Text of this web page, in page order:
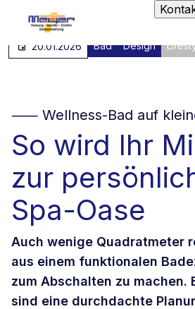
20.01.2026 Bad Design
⸺ Wellness-Bad auf
So wird Ihr
zur
Spa-Oase
Auch wenige Quadratmeter
aus einem funktionalen
zum Abschalten zu machen.
sind eine durchdachte